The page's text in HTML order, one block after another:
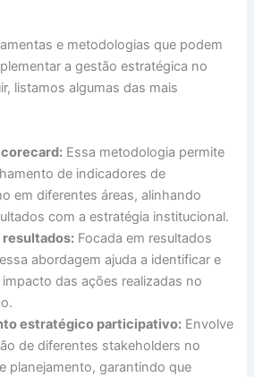
e metodologias que podem
a gestão estratégica no
listamos algumas das mais
Essa metodologia permite
de indicadores de
em diferentes áreas, alinhando
com a estratégia institucional.
resultados: Focada em resultados
abordagem ajuda a identificar e
das ações realizadas no
estratégico participativo: Envolve
de diferentes stakeholders no
planejamento, garantindo que